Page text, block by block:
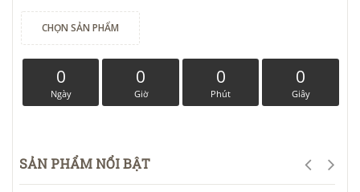
CHỌN SẢN PHẨM
0
Ngày
0
Giờ
0
Phút
0
Giây
SẢN PHẨM NỔI BẬT